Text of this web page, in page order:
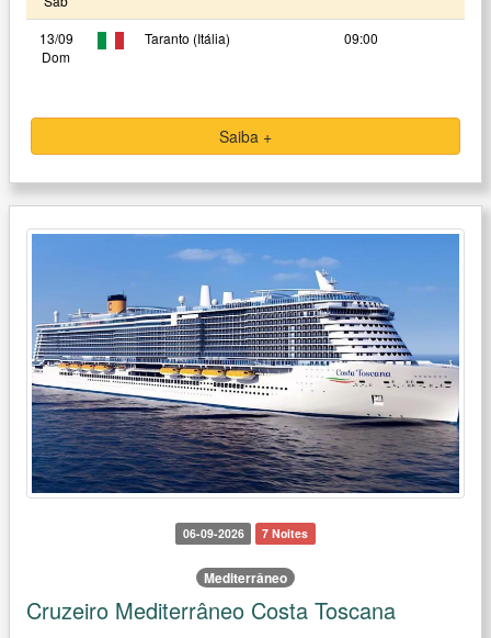
13/09
Dom
Taranto (Itália) 09:00
Saiba +
06-09-2026 7 Noites
Mediterrâneo
Cruzeiro Mediterrâneo Costa Toscana